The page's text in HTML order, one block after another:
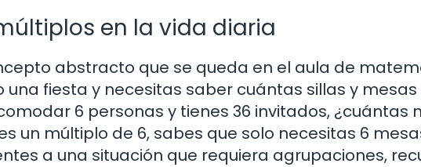
en la vida diaria
abstracto que se queda en el aula de
fiesta y necesitas saber cuántas sillas y mesas
6 personas y tienes 36 invitados, ¿cuántas
un múltiplo de 6, sabes que solo necesitas 6
a una situación que requiera agrupaciones,